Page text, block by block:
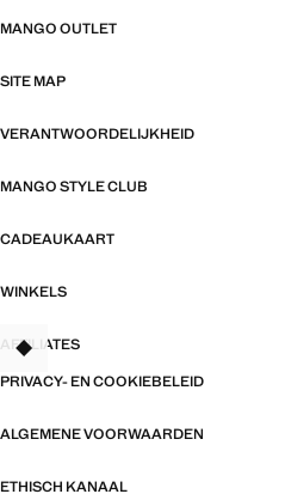
MANGO OUTLET
SITE MAP
VERANTWOORDELIJKHEID
MANGO STYLE CLUB
CADEAUKAART
WINKELS
AFFILIATES
PRIVACY- EN COOKIEBELEID
ALGEMENE VOORWAARDEN
ETHISCH KANAAL